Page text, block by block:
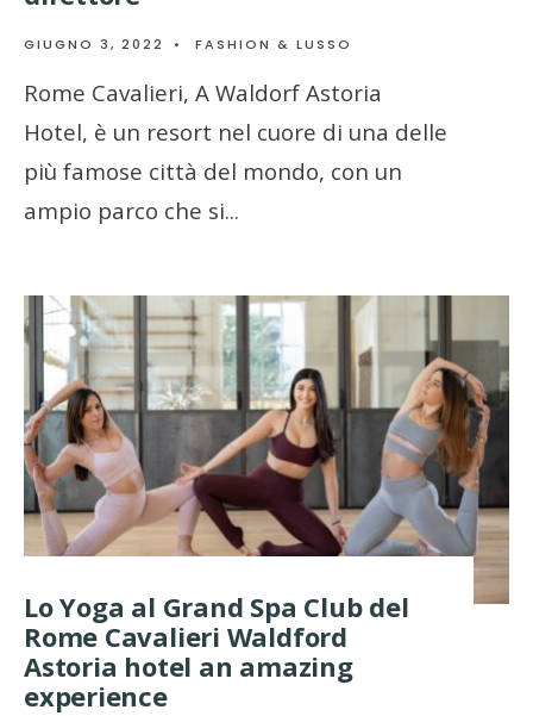
GIUGNO 3, 2022 • FASHION & LUSSO
Rome Cavalieri, A Waldorf Astoria
Hotel, è un resort nel cuore di una delle
più famose città del mondo, con un
ampio parco che si...
Lo Yoga al Grand Spa Club del
Rome Cavalieri Waldford
Astoria hotel an amazing
experience